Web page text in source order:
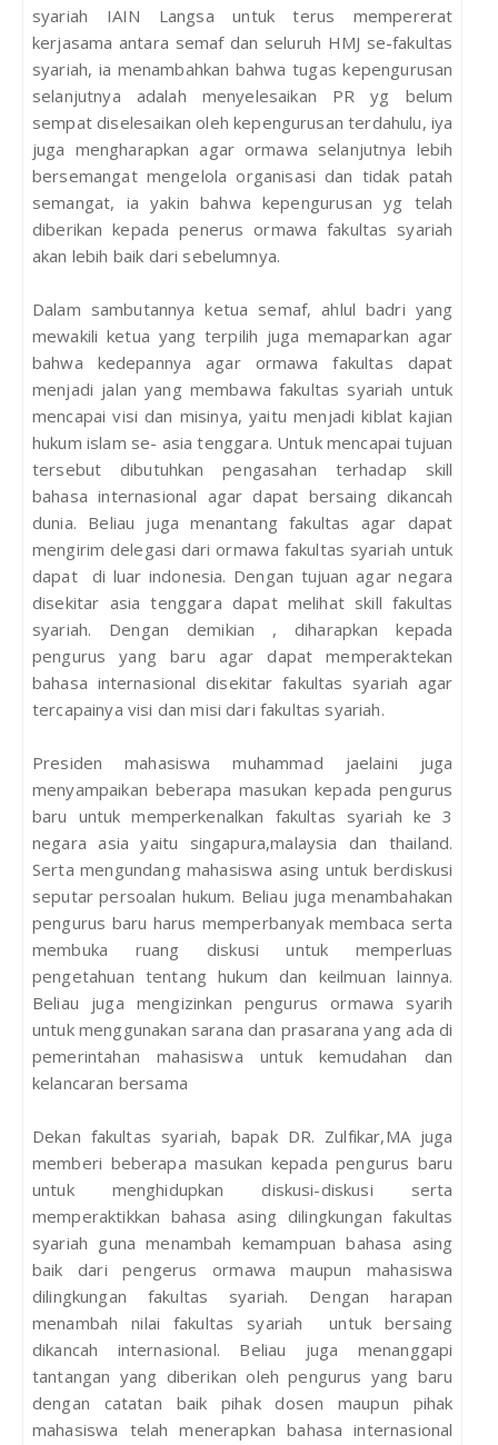
syariah IAIN Langsa untuk terus mempererat
kerjasama antara semaf dan seluruh HMJ se-fakultas
syariah, ia menambahkan bahwa tugas kepengurusan
selanjutnya adalah menyelesaikan PR yg belum
sempat diselesaikan oleh kepengurusan terdahulu, iya
juga mengharapkan agar ormawa selanjutnya lebih
bersemangat mengelola organisasi dan tidak patah
semangat, ia yakin bahwa kepengurusan yg telah
diberikan kepada penerus ormawa fakultas syariah
akan lebih baik dari sebelumnya.
Dalam sambutannya ketua semaf, ahlul badri yang
mewakili ketua yang terpilih juga memaparkan agar
bahwa kedepannya agar ormawa fakultas dapat
menjadi jalan yang membawa fakultas syariah untuk
mencapai visi dan misinya, yaitu menjadi kiblat kajian
hukum islam se- asia tenggara. Untuk mencapai tujuan
tersebut dibutuhkan pengasahan terhadap skill
bahasa internasional agar dapat bersaing dikancah
dunia. Beliau juga menantang fakultas agar dapat
mengirim delegasi dari ormawa fakultas syariah untuk
dapat di luar indonesia. Dengan tujuan agar negara
disekitar asia tenggara dapat melihat skill fakultas
syariah. Dengan demikian , diharapkan kepada
pengurus yang baru agar dapat memperaktekan
bahasa internasional disekitar fakultas syariah agar
tercapainya visi dan misi dari fakultas syariah.
Presiden mahasiswa muhammad jaelaini juga
menyampaikan beberapa masukan kepada pengurus
baru untuk memperkenalkan fakultas syariah ke 3
negara asia yaitu singapura,malaysia dan thailand.
Serta mengundang mahasiswa asing untuk berdiskusi
seputar persoalan hukum. Beliau juga menambahakan
pengurus baru harus memperbanyak membaca serta
membuka ruang diskusi untuk memperluas
pengetahuan tentang hukum dan keilmuan lainnya.
Beliau juga mengizinkan pengurus ormawa syarih
untuk menggunakan sarana dan prasarana yang ada di
pemerintahan mahasiswa untuk kemudahan dan
kelancaran bersama
Dekan fakultas syariah, bapak DR. Zulfikar,MA juga
memberi beberapa masukan kepada pengurus baru
untuk menghidupkan diskusi-diskusi serta
memperaktikkan bahasa asing dilingkungan fakultas
syariah guna menambah kemampuan bahasa asing
baik dari pengerus ormawa maupun mahasiswa
dilingkungan fakultas syariah. Dengan harapan
menambah nilai fakultas syariah untuk bersaing
dikancah internasional. Beliau juga menanggapi
tantangan yang diberikan oleh pengurus yang baru
dengan catatan baik pihak dosen maupun pihak
mahasiswa telah menerapkan bahasa internasional